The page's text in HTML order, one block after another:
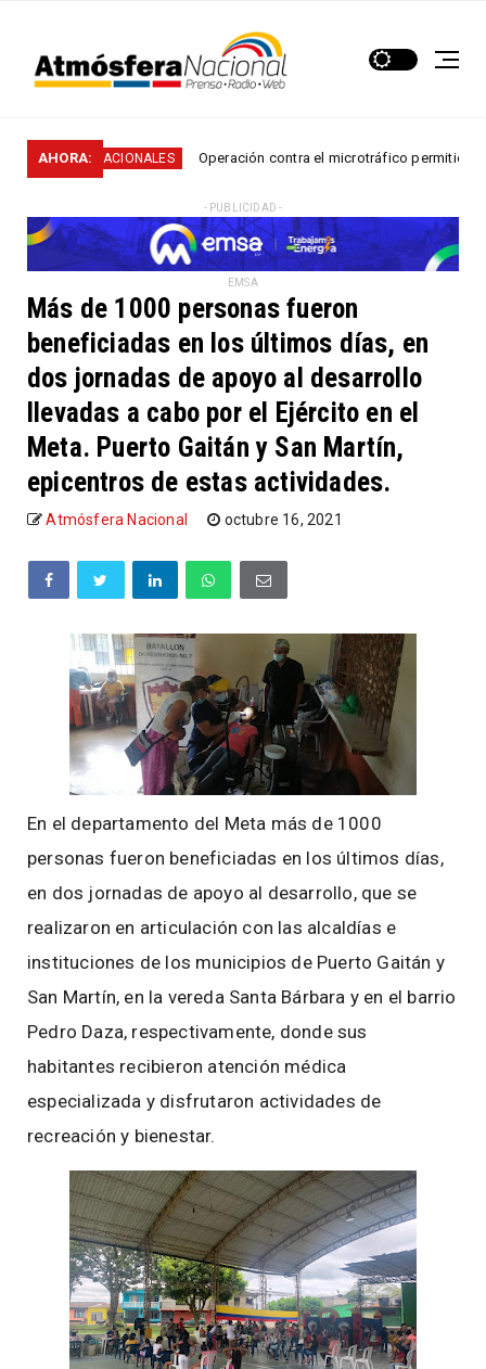
AHORA:
NACIONALES Operación contra el microtráfico permitió que la
- PUBLICIDAD -
EMSA
Más de 1000 personas fueron
beneficiadas en los últimos días, en
dos jornadas de apoyo al desarrollo
llevadas a cabo por el Ejército en el
Meta. Puerto Gaitán y San Martín,
epicentros de estas actividades.
Atmósfera Nacional octubre 16, 2021
En el departamento del Meta más de 1000
personas fueron beneficiadas en los últimos días,
en dos jornadas de apoyo al desarrollo, que se
realizaron en articulación con las alcaldías e
instituciones de los municipios de Puerto Gaitán y
San Martín, en la vereda Santa Bárbara y en el barrio
Pedro Daza, respectivamente, donde sus
habitantes recibieron atención médica
especializada y disfrutaron actividades de
recreación y bienestar.